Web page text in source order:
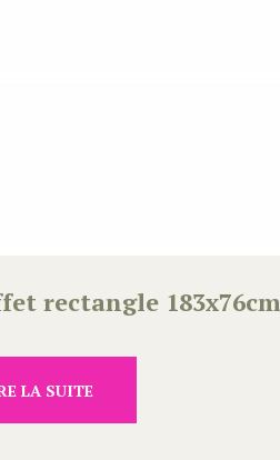
rectangle 183x76cm
LA SUITE